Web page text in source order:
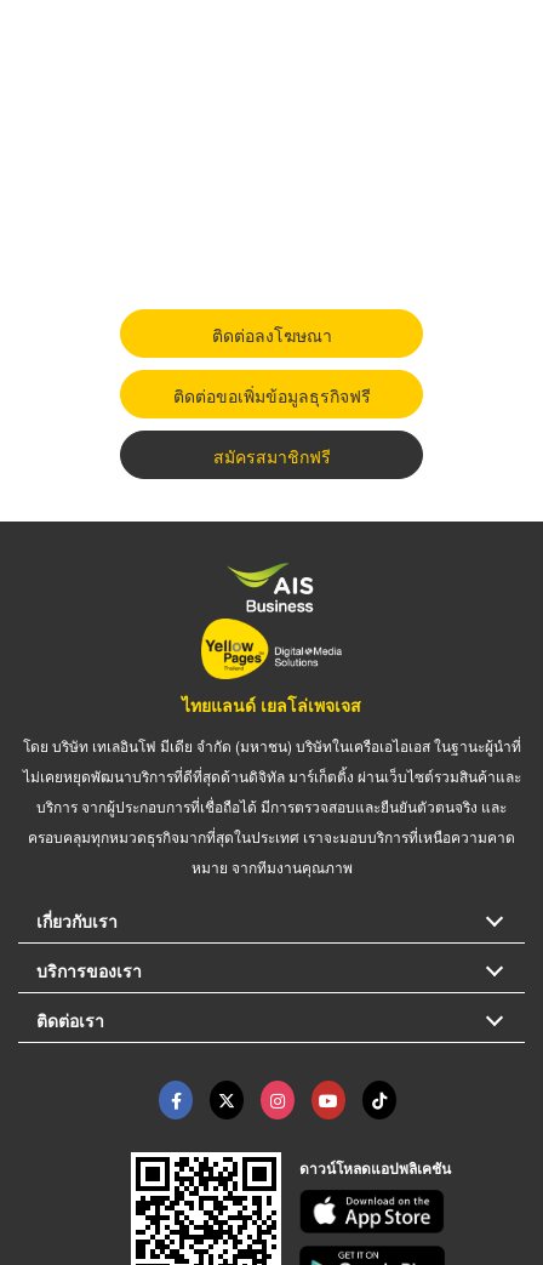
ติดต่อลงโฆษณา
ติดต่อขอเพิ่มข้อมูลธุรกิจฟรี
สมัครสมาชิกฟรี
ไทยแลนด์ เยลโล่เพจเจส
โดย บริษัท เทเลอินโฟ มีเดีย จำกัด (มหาชน) บริษัทในเครือเอไอเอส ในฐานะผู้นำที่
ไม่เคยหยุดพัฒนาบริการที่ดีที่สุดด้านดิจิทัล มาร์เก็ตติ้ง ผ่านเว็บไซต์รวมสินค้าและ
บริการ จากผู้ประกอบการที่เชื่อถือได้ มีการตรวจสอบและยืนยันตัวตนจริง และ
ครอบคลุมทุกหมวดธุรกิจมากที่สุดในประเทศ เราจะมอบบริการที่เหนือความคาด
หมาย จากทีมงานคุณภาพ
เกี่ยวกับเรา
บริการของเรา
ติดต่อเรา
ดาวน์โหลดแอปพลิเคชัน